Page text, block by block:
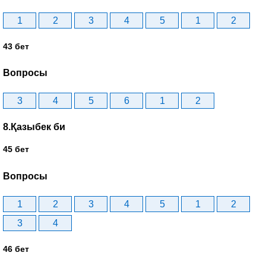
1 2 3 4 5 1 2
43 бет
Вопросы
3 4 5 6 1 2
8.Қазыбек би
45 бет
Вопросы
1 2 3 4 5 1
2
3
4
46 бет